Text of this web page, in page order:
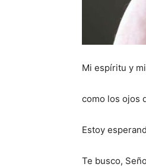
Mi espíritu y
como los ojos
Estoy
Te busco,